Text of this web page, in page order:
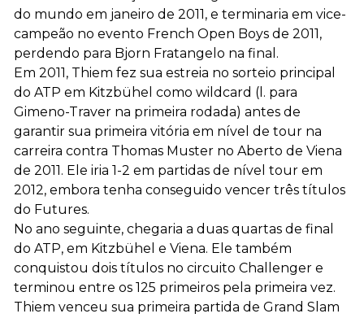
do mundo em janeiro de 2011, e terminaria em vice-
campeão no evento French Open Boys de 2011,
perdendo para Bjorn Fratangelo na final.
Em 2011, Thiem fez sua estreia no sorteio principal
do ATP em Kitzbühel como wildcard (l. para
Gimeno-Traver na primeira rodada) antes de
garantir sua primeira vitória em nível de tour na
carreira contra Thomas Muster no Aberto de Viena
de 2011. Ele iria 1-2 em partidas de nível tour em
2012, embora tenha conseguido vencer três títulos
do Futures.
No ano seguinte, chegaria a duas quartas de final
do ATP, em Kitzbühel e Viena. Ele também
conquistou dois títulos no circuito Challenger e
terminou entre os 125 primeiros pela primeira vez.
Thiem venceu sua primeira partida de Grand Slam